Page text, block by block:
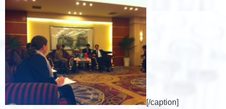
[/caption]